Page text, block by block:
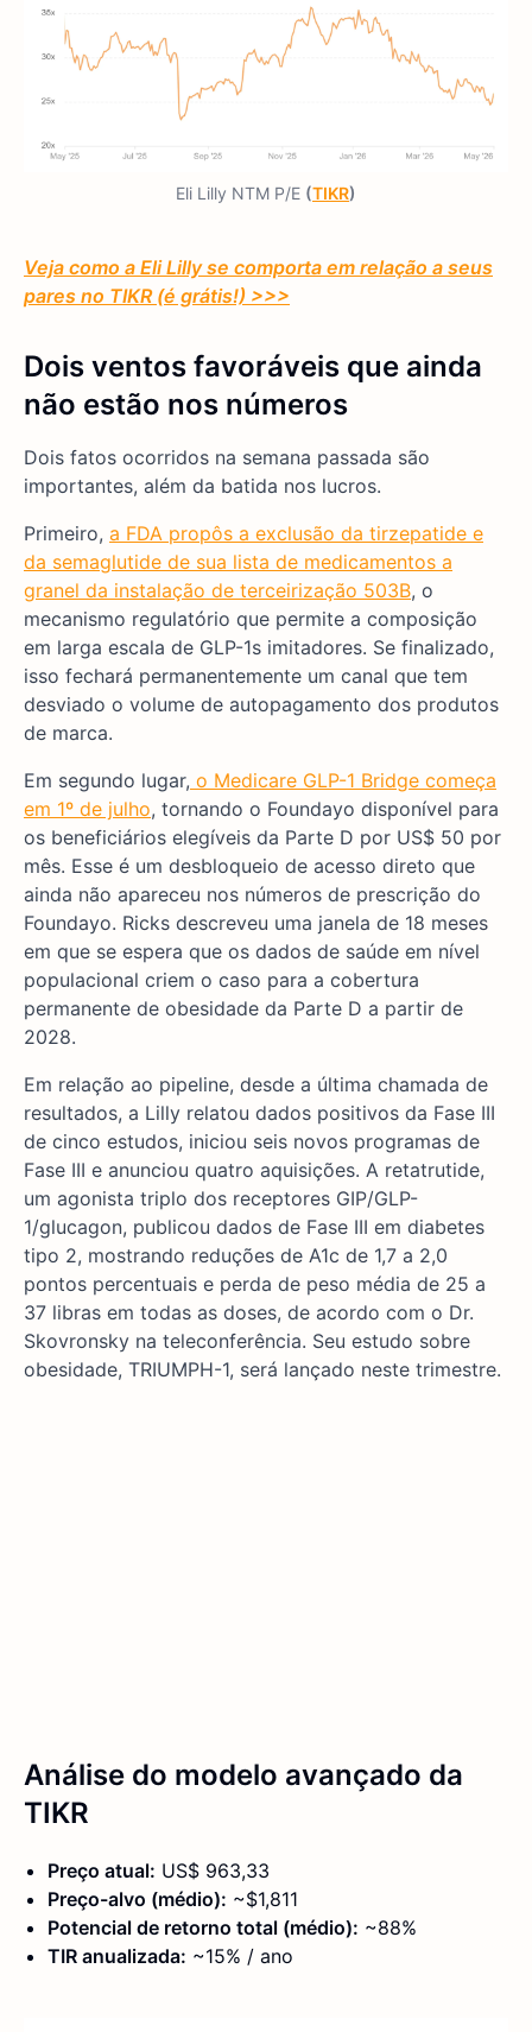
Eli Lilly NTM P/E (TIKR)
Veja como a Eli Lilly se comporta em relação a seus
pares no TIKR (é grátis!) >>>
Dois ventos favoráveis que ainda
não estão nos números
Dois fatos ocorridos na semana passada são
importantes, além da batida nos lucros.
Primeiro, a FDA propôs a exclusão da tirzepatide e
da semaglutide de sua lista de medicamentos a
granel da instalação de terceirização 503B, o
mecanismo regulatório que permite a composição
em larga escala de GLP-1s imitadores. Se finalizado,
isso fechará permanentemente um canal que tem
desviado o volume de autopagamento dos produtos
de marca.
Em segundo lugar, o Medicare GLP-1 Bridge começa
em 1º de julho, tornando o Foundayo disponível para
os beneficiários elegíveis da Parte D por US$ 50 por
mês. Esse é um desbloqueio de acesso direto que
ainda não apareceu nos números de prescrição do
Foundayo. Ricks descreveu uma janela de 18 meses
em que se espera que os dados de saúde em nível
populacional criem o caso para a cobertura
permanente de obesidade da Parte D a partir de
2028.
Em relação ao pipeline, desde a última chamada de
resultados, a Lilly relatou dados positivos da Fase III
de cinco estudos, iniciou seis novos programas de
Fase III e anunciou quatro aquisições. A retatrutide,
um agonista triplo dos receptores GIP/GLP-
1/glucagon, publicou dados de Fase III em diabetes
tipo 2, mostrando reduções de A1c de 1,7 a 2,0
pontos percentuais e perda de peso média de 25 a
37 libras em todas as doses, de acordo com o Dr.
Skovronsky na teleconferência. Seu estudo sobre
obesidade, TRIUMPH-1, será lançado neste trimestre.
Análise do modelo avançado da
TIKR
Preço atual: US$ 963,33
Preço-alvo (médio): ~$1,811
Potencial de retorno total (médio): ~88%
TIR anualizada: ~15% / ano